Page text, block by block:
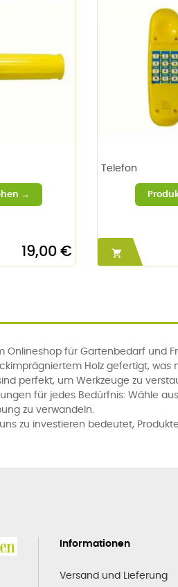
19,00 €
Telefon

Onlineshop für Gartenbedarf und
Holz gefertigt,
perfekt, um Werkzeuge zu
für jedes Bedürfnis: Wähle
zu verwandeln.
zu investieren bedeutet,
Informationen
Versand und Lieferung